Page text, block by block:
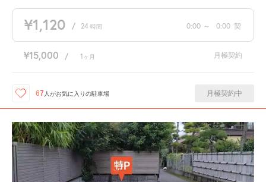
¥1,120 / 24 時間 0:00 ～ 0:00 契
¥15,000 / 1 ヶ月 月極契約
67 人がお気に入りの駐車場 月極契約中